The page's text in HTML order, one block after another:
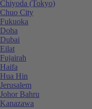
Chiyoda (Tokyo)
Chuo City
Fukuoka
Doha
Dubai
Eilat
Fujairah
Haifa
Hua Hin
Jerusalem
Johor Bahru
Kanazawa